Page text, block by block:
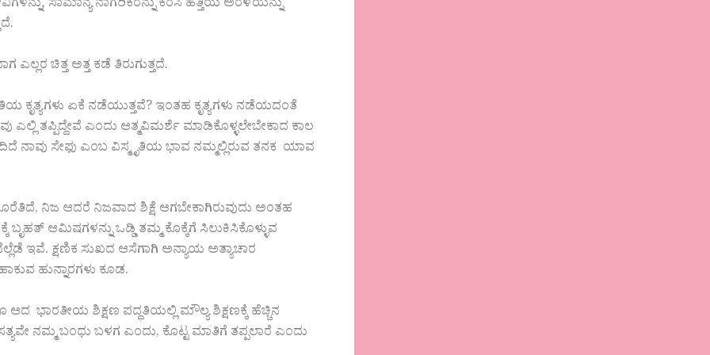
ಸಾಮಾನ್ಯ ನಾಗರಿಕರನ್ನು ಕರೆಸಿ ಹತ್ತಿಯ ಅರಳೆಯನ್ನು
ಚಿತ್ತ ಅತ್ತ ಕಡೆ ತಿರುಗುತ್ತದೆ.
ಕೃತ್ಯಗಳು ಏಕೆ ನಡೆಯುತ್ತವೆ? ಇಂತಹ ಕೃತ್ಯಗಳು ನಡೆಯದಂತೆ
ಎಲ್ಲಿ ತಪ್ಪಿದ್ದೇವೆ ಎಂದು ಆತ್ಮವಿಮರ್ಶೆ ಮಾಡಿಕೊಳ್ಳಲೇಬೇಕಾದ ಕಾಲ
ನಾವು ಸೇಫು ಎಂಬ ವಿಸ್ಮೃತಿಯ ಭಾವ ನಮ್ಮಲ್ಲಿರುವ ತನಕ ಯಾವ
ನಿಜ ಆದರೆ ನಿಜವಾದ ಶಿಕ್ಷೆ ಆಗಬೇಕಾಗಿರುವುದು ಅಂತಹ
ಆಮಿಷಗಳನ್ನು ಒಡ್ಡಿ ತಮ್ಮ ಕೊಕ್ಕೆಗೆ ಸಿಲುಕಿಸಿಕೊಳ್ಳುವ
ಇವೆ. ಕ್ಷಣಿಕ ಸುಖದ ಆಸೆಗಾಗಿ ಅನ್ಯಾಯ ಅತ್ಯಾಚಾರ
ಹುನ್ನಾರಗಳು ಕೂಡ.
ಭಾರತೀಯ ಶಿಕ್ಷಣ ಪದ್ಧತಿಯಲ್ಲಿ ಮೌಲ್ಯ ಶಿಕ್ಷಣಕ್ಕೆ ಹೆಚ್ಚಿನ
ನಮ್ಮ ಬಂಧು ಬಳಗ ಎಂದು, ಕೊಟ್ಟ ಮಾತಿಗೆ ತಪ್ಪಲಾರೆ ಎಂದು